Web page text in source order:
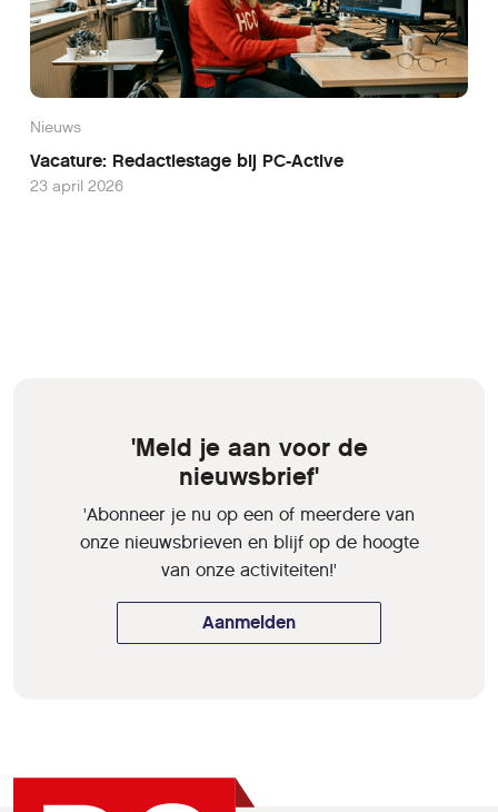
Nieuws
Vacature: Redactiestage bij PC-Active
23 april 2026
'Meld je aan voor de
nieuwsbrief'
'Abonneer je nu op een of meerdere van
onze nieuwsbrieven en blijf op de hoogte
van onze activiteiten!'
Aanmelden